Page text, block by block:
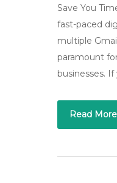
Save You
fast-paced
multiple
paramount
businesses. If
Read More